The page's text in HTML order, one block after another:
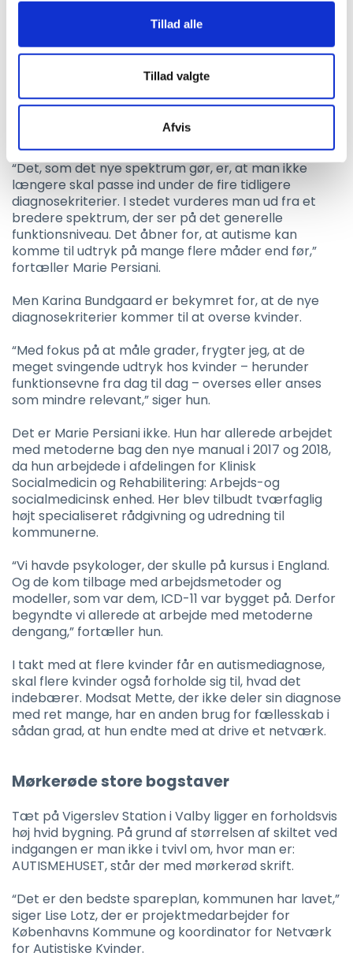
Tillad alle
Tillad valgte
Afvis
samme, fordi begreberne siger nemlig ikke
nødvendigvis noget om, hvordan folk fungerer i
praksis, siger Marie Persiani.
I stedet bliver det et spektrum: Autisme spektrum
forstyrrelse, hvor man kan have autisme i forskellige
grader – fra svært til let.
“Det, som det nye spektrum gør, er, at man ikke
længere skal passe ind under de fire tidligere
diagnosekriterier. I stedet vurderes man ud fra et
bredere spektrum, der ser på det generelle
funktionsniveau. Det åbner for, at autisme kan
komme til udtryk på mange flere måder end før,”
fortæller Marie Persiani.
Men Karina Bundgaard er bekymret for, at de nye
diagnosekriterier kommer til at overse kvinder.
“Med fokus på at måle grader, frygter jeg, at de
meget svingende udtryk hos kvinder – herunder
funktionsevne fra dag til dag – overses eller anses
som mindre relevant,” siger hun.
Det er Marie Persiani ikke. Hun har allerede arbejdet
med metoderne bag den nye manual i 2017 og 2018,
da hun arbejdede i afdelingen for Klinisk
Socialmedicin og Rehabilitering: Arbejds-og
socialmedicinsk enhed. Her blev tilbudt tværfaglig
højt specialiseret rådgivning og udredning til
kommunerne.
“Vi havde psykologer, der skulle på kursus i England.
Og de kom tilbage med arbejdsmetoder og
modeller, som var dem, ICD-11 var bygget på. Derfor
begyndte vi allerede at arbejde med metoderne
dengang,” fortæller hun.
I takt med at flere kvinder får en autismediagnose,
skal flere kvinder også forholde sig til, hvad det
indebærer. Modsat Mette, der ikke deler sin diagnose
med ret mange, har en anden brug for fællesskab i
sådan grad, at hun endte med at drive et netværk.
Mørkerøde store bogstaver
Tæt på Vigerslev Station i Valby ligger en forholdsvis
høj hvid bygning. På grund af størrelsen af skiltet ved
indgangen er man ikke i tvivl om, hvor man er:
AUTISMEHUSET, står der med mørkerød skrift.
“Det er den bedste spareplan, kommunen har lavet,”
siger Lise Lotz, der er projektmedarbejder for
Københavns Kommune og koordinator for Netværk
for Autistiske Kvinder.